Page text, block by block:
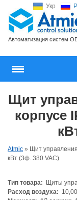
Укр
Автоматизация систем
Щит
корпусе
Atmic » Щит
кВт (3ф. 380 VAC)
Тип товара:
Щиты
Расход воздуха: